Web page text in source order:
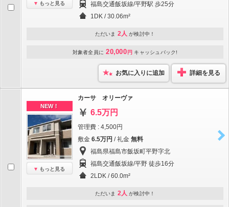
もっと見る
福島交通飯坂線/平野駅 歩25分
1DK / 30.06m²
ただいま 2人 が検討中！
対象者全員に 20,000 円 キャッシュバック!
お気に入りに追加 詳細を見る
NEW！
もっと見る
カーサ オリーヴァ
6.5万円
管理費 : 4,500円
敷金 6.5万円 / 礼金 無料
福島県福島市飯坂町平野字北
福島交通飯坂線/平野 徒歩16分
2LDK / 60.0m²
ただいま 2人 が検討中！